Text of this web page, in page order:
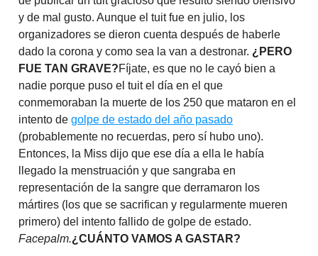
y de mal gusto. Aunque el tuit fue en julio, los
organizadores se dieron cuenta después de haberle
dado la corona y como sea la van a destronar. ¿PERO
FUE TAN GRAVE?Fíjate, es que no le cayó bien a
nadie porque puso el tuit el día en el que
conmemoraban la muerte de los 250 que mataron en el
intento de golpe de estado del año pasado
(probablemente no recuerdas, pero sí hubo uno).
Entonces, la Miss dijo que ese día a ella le había
llegado la menstruación y que sangraba en
representación de la sangre que derramaron los
mártires (los que se sacrifican y regularmente mueren
primero) del intento fallido de golpe de estado.
Facepalm.¿CUÁNTO VAMOS A GASTAR?